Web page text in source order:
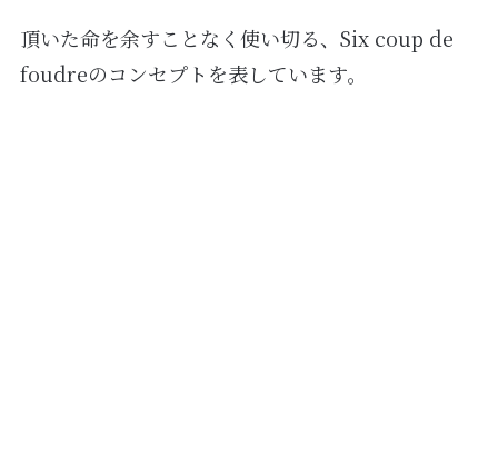
頂いた命を余すことなく使い切る、Six coup de
foudreのコンセプトを表しています。